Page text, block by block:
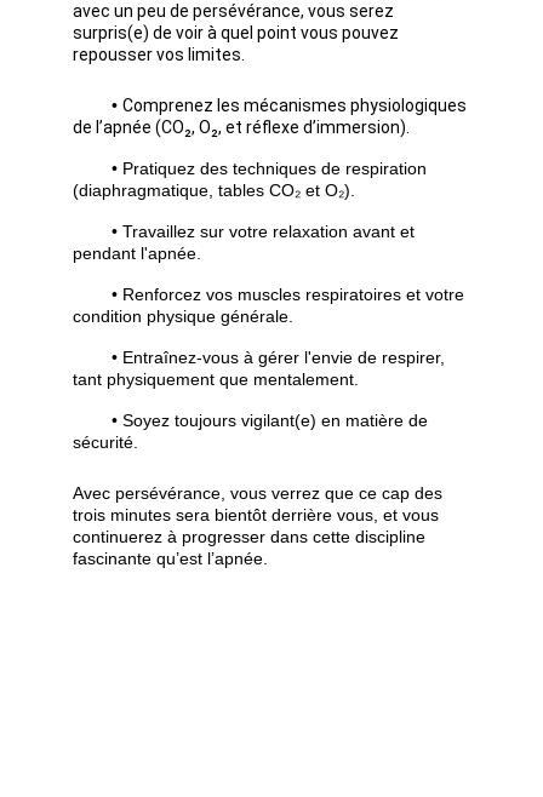
avec un peu de persévérance, vous serez
surpris(e) de voir à quel point vous pouvez
repousser vos limites.
• Comprenez les mécanismes physiologiques
de l’apnée (CO₂, O₂, et réflexe d’immersion).
• Pratiquez des techniques de respiration
(diaphragmatique, tables CO₂ et O₂).
• Travaillez sur votre relaxation avant et
pendant l'apnée.
• Renforcez vos muscles respiratoires et votre
condition physique générale.
• Entraînez-vous à gérer l'envie de respirer,
tant physiquement que mentalement.
• Soyez toujours vigilant(e) en matière de
sécurité.
Avec persévérance, vous verrez que ce cap des
trois minutes sera bientôt derrière vous, et vous
continuerez à progresser dans cette discipline
fascinante qu’est l’apnée.